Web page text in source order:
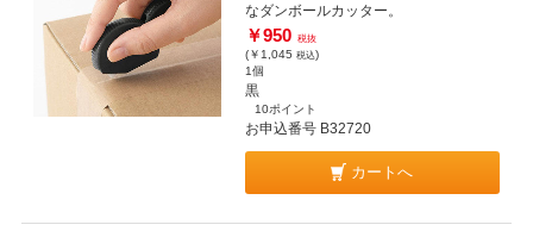
なダンボールカッター。
￥950 税抜
(￥1,045 税込)
1個
黒
10ポイント
お申込番号 B32720
カートへ